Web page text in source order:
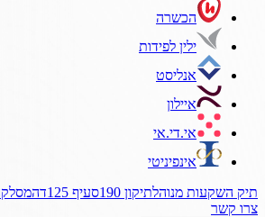
הכשרה
ילין לפידות
אנליסט
איילון
אי.די.אי
אינפיניטי
תיק השקעות מנוהלתיקון 190 סעיף 125ד
צרו קשר